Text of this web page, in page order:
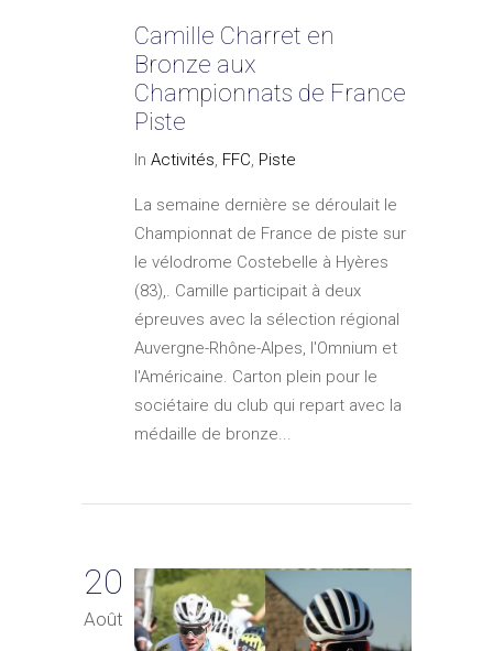
Camille Charret en
Bronze aux
Championnats de France
Piste
In Activités, FFC, Piste
La semaine dernière se déroulait le
Championnat de France de piste sur
le vélodrome Costebelle à Hyères
(83),. Camille participait à deux
épreuves avec la sélection régional
Auvergne-Rhône-Alpes, l'Omnium et
l'Américaine. Carton plein pour le
sociétaire du club qui repart avec la
médaille de bronze...
20
Août